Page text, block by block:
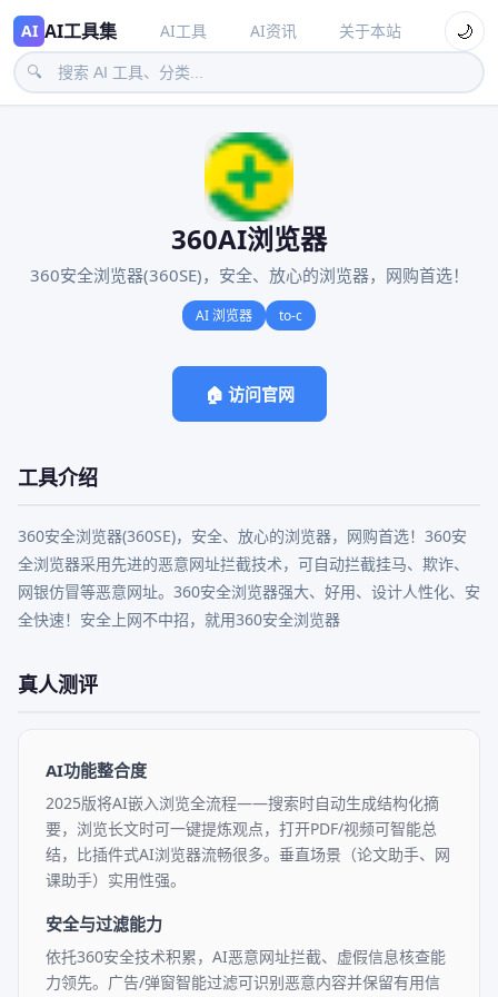
AI AI工具集
🔍
AI工具 AI资讯 关于本站 🌙
360AI浏览器
360安全浏览器(360SE)，安全、放心的浏览器，网购首选！
AI 浏览器 to-c
🏠 访问官网
工具介绍
360安全浏览器(360SE)，安全、放心的浏览器，网购首选！360安
全浏览器采用先进的恶意网址拦截技术，可自动拦截挂马、欺诈、
网银仿冒等恶意网址。360安全浏览器强大、好用、设计人性化、安
全快速！安全上网不中招，就用360安全浏览器
真人测评
AI功能整合度
2025版将AI嵌入浏览全流程——搜索时自动生成结构化摘
要，浏览长文时可一键提炼观点，打开PDF/视频可智能总
结，比插件式AI浏览器流畅很多。垂直场景（论文助手、网
课助手）实用性强。
安全与过滤能力
依托360安全技术积累，AI恶意网址拦截、虚假信息核查能
力领先。广告/弹窗智能过滤可识别恶意内容并保留有用信